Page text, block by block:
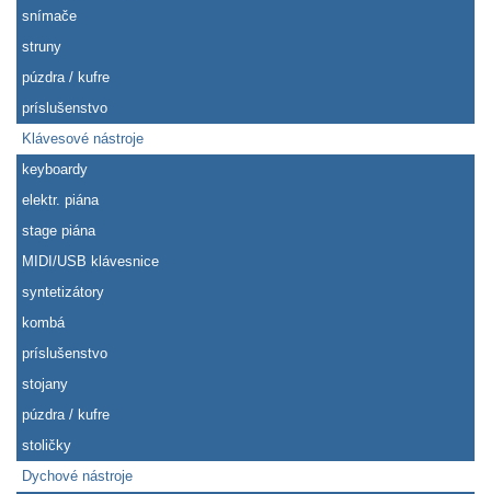
snímače
struny
púzdra / kufre
príslušenstvo
Klávesové nástroje
keyboardy
elektr. piána
stage piána
MIDI/USB klávesnice
syntetizátory
kombá
príslušenstvo
stojany
púzdra / kufre
stoličky
Dychové nástroje